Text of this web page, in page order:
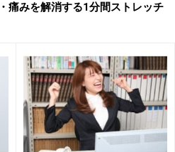
接する関節の可動域の低下な
変形することもあります。
痛みを解消する1分間ストレッチ